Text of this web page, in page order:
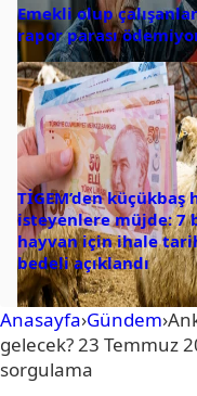
Emekli olup
rapor parası
TİGEM’den
isteyenlere müjde: 7
hayvan için ihale
bedeli açıklandı
Anasayfa›Gündem›
gelecek? 23 Temmuz
sorgulama